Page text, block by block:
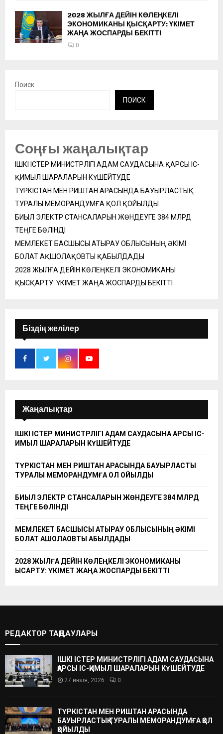
2028 ЖЫЛҒА ДЕЙІН КӨЛЕҢКЕЛІ
ЭКОНОМИКАНЫ ҚЫСҚАРТУ: ҮКІМЕТ
ЖАҢА ЖОСПАРДЫ БЕКІТТІ
0
Поиск
ПОИСК
Соңғы жаңалықтар
ІШКІ ІСТЕР МИНИСТРЛІГІ АДАМ САУДАСЫНА ҚАРСЫ ІС-
ҚИМЫЛ ШАРАЛАРЫН КҮШЕЙТУДЕ
ТҮРКІСТАН МЕН РИШТАН АРАСЫНДА БАУЫРЛАСТЫҚ
ТУРАЛЫ МЕМОРАНДУМҒА ҚОЛ ҚОЙЫЛДЫ
БИЫЛ ЭЛЕКТР СТАНСАЛАРЫН ЖӨНДЕУГЕ 384 МЛРД
ТЕҢГЕ БӨЛІНДІ
МЕМЛЕКЕТ БАСШЫСЫ АТЫРАУ ОБЛЫСЫНЫҢ ӘКІМІ
БОЛАТ АҚШОЛАҚОВТЫ ҚАБЫЛДАДЫ
2028 ЖЫЛҒА ДЕЙІН КӨЛЕҢКЕЛІ ЭКОНОМИКАНЫ
ҚЫСҚАРТУ: ҮКІМЕТ ЖАҢА ЖОСПАРДЫ БЕКІТТІ
Біздің желілер
Жаңалықтар
ІШКІ ІСТЕР МИНИСТРЛІГІ АДАМ САУДАСЫНА ҚАРСЫ ІС-
ҚИМЫЛ ШАРАЛАРЫН КҮШЕЙТУДЕ
ТҮРКІСТАН МЕН РИШТАН АРАСЫНДА БАУЫРЛАСТЫҚ
ТУРАЛЫ МЕМОРАНДУМҒА ҚОЛ ҚОЙЫЛДЫ
БИЫЛ ЭЛЕКТР СТАНСАЛАРЫН ЖӨНДЕУГЕ 384 МЛРД
ТЕҢГЕ БӨЛІНДІ
МЕМЛЕКЕТ БАСШЫСЫ АТЫРАУ ОБЛЫСЫНЫҢ ӘКІМІ
БОЛАТ АҚШОЛАҚОВТЫ ҚАБЫЛДАДЫ
2028 ЖЫЛҒА ДЕЙІН КӨЛЕҢКЕЛІ ЭКОНОМИКАНЫ
ҚЫСҚАРТУ: ҮКІМЕТ ЖАҢА ЖОСПАРДЫ БЕКІТТІ
РЕДАКТОР ТАҢДАУЛАРЫ
ІШКІ ІСТЕР МИНИСТРЛІГІ АДАМ САУДАСЫНА
ҚАРСЫ ІС-ҚИМЫЛ ШАРАЛАРЫН КҮШЕЙТУДЕ
27 июля, 2026 0
ТҮРКІСТАН МЕН РИШТАН АРАСЫНДА
БАУЫРЛАСТЫҚ ТУРАЛЫ МЕМОРАНДУМҒА ҚОЛ
ҚОЙЫЛДЫ